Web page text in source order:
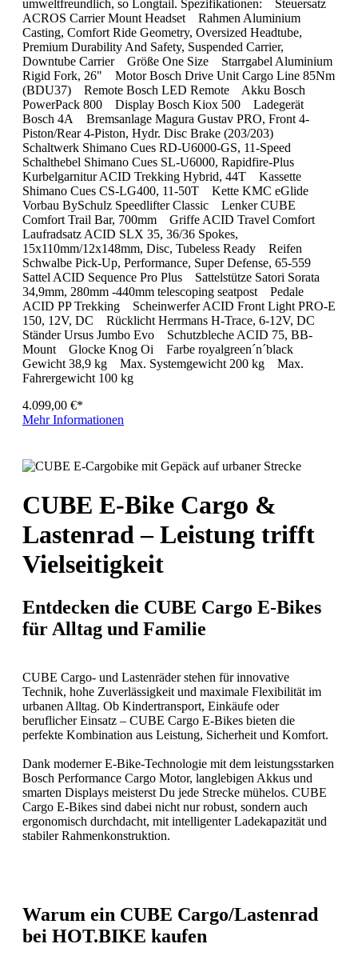
umweltfreundlich, so Longtail. Spezifikationen: Steuersatz
ACROS Carrier Mount Headset Rahmen Aluminium
Casting, Comfort Ride Geometry, Oversized Headtube,
Premium Durability And Safety, Suspended Carrier,
Downtube Carrier Größe One Size Starrgabel Aluminium
Rigid Fork, 26" Motor Bosch Drive Unit Cargo Line 85Nm
(BDU37) Remote Bosch LED Remote Akku Bosch
PowerPack 800 Display Bosch Kiox 500 Ladegerät
Bosch 4A Bremsanlage Magura Gustav PRO, Front 4-
Piston/Rear 4-Piston, Hydr. Disc Brake (203/203)
Schaltwerk Shimano Cues RD-U6000-GS, 11-Speed
Schalthebel Shimano Cues SL-U6000, Rapidfire-Plus
Kurbelgarnitur ACID Trekking Hybrid, 44T Kassette
Shimano Cues CS-LG400, 11-50T Kette KMC eGlide
Vorbau BySchulz Speedlifter Classic Lenker CUBE
Comfort Trail Bar, 700mm Griffe ACID Travel Comfort
Laufradsatz ACID SLX 35, 36/36 Spokes,
15x110mm/12x148mm, Disc, Tubeless Ready Reifen
Schwalbe Pick-Up, Performance, Super Defense, 65-559
Sattel ACID Sequence Pro Plus Sattelstütze Satori Sorata
34,9mm, 280mm -440mm telescoping seatpost Pedale
ACID PP Trekking Scheinwerfer ACID Front Light PRO-E
150, 12V, DC Rücklicht Herrmans H-Trace, 6-12V, DC
Ständer Ursus Jumbo Evo Schutzbleche ACID 75, BB-
Mount Glocke Knog Oi Farbe royalgreen´n´black
Gewicht 38,9 kg Max. Systemgewicht 200 kg Max.
Fahrergewicht 100 kg
4.099,00 €*
Mehr Informationen
CUBE E-Bike Cargo &
Lastenrad – Leistung trifft
Vielseitigkeit
Entdecken die CUBE Cargo E-Bikes
für Alltag und Familie
CUBE Cargo- und Lastenräder stehen für innovative
Technik, hohe Zuverlässigkeit und maximale Flexibilität im
urbanen Alltag. Ob Kindertransport, Einkäufe oder
beruflicher Einsatz – CUBE Cargo E-Bikes bieten die
perfekte Kombination aus Leistung, Sicherheit und Komfort.
Dank moderner E-Bike-Technologie mit dem leistungsstarken
Bosch Performance Cargo Motor, langlebigen Akkus und
smarten Displays meisterst Du jede Strecke mühelos. CUBE
Cargo E-Bikes sind dabei nicht nur robust, sondern auch
ergonomisch durchdacht, mit intelligenter Ladekapazität und
stabiler Rahmenkonstruktion.
Warum ein CUBE Cargo/Lastenrad
bei HOT.BIKE kaufen